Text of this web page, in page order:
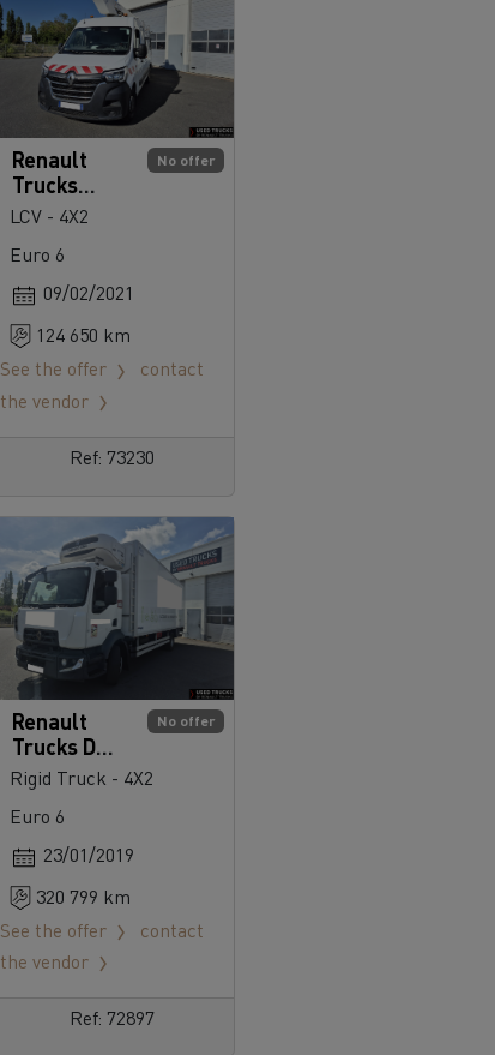
No offer
Renault
Trucks
Master
LCV - 4X2
Euro 6
09/02/2021
124 650 km
See the offer
contact
the vendor
Ref: 73230
No offer
Renault
Trucks D
240
Rigid Truck - 4X2
Euro 6
23/01/2019
320 799 km
See the offer
contact
the vendor
Ref: 72897